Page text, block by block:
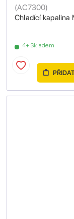
Chladící kapalina
(AC7300)
4+ Skladem